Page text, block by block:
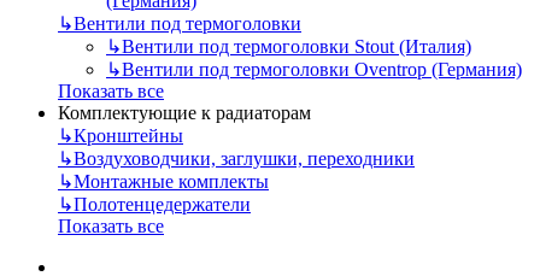
↳Вентили под термоголовки
↳Вентили под термоголовки Stout (Италия)
↳Вентили под термоголовки Oventrop (Германия)
Показать все
Комплектующие к радиаторам
↳Кронштейны
↳Воздуховодчики, заглушки, переходники
↳Монтажные комплекты
↳Полотенцедержатели
Показать все